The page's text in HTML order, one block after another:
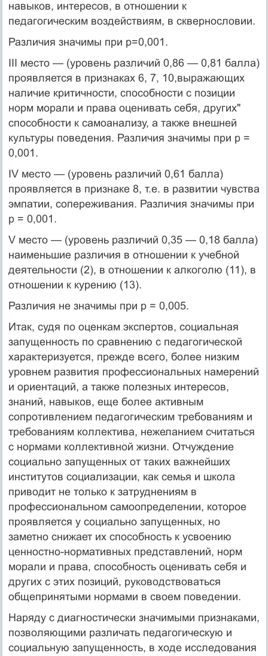
навыков, интересов, в отношении к
педагогическим воздействиям, в сквернословии.
Различия значимы при р=0,001.
III место — (уровень различий 0,86 — 0,81 балла)
проявляется в признаках 6, 7, 10,выражающих
наличие критичности, способности с позиции
норм морали и права оценивать себя, других"
способности к самоанализу, а также внешней
культуры поведения. Различия значимы при р =
0,001.
IV место — (уровень различий 0,61 балла)
проявляется в признаке 8, т.е. в развитии чувства
эмпатии, сопереживания. Различия значимы при
р = 0,001.
V место — (уровень различий 0,35 — 0,18 балла)
наименьшие различия в отношении к учебной
деятельности (2), в отношении к алкоголю (11), в
отношении к курению (13).
Различия не значимы при р = 0,005.
Итак, судя по оценкам экспертов, социальная
запущенность по сравнению с педагогической
характеризуется, прежде всего, более низким
уровнем развития профессиональных намерений
и ориентаций, а также полезных интересов,
знаний, навыков, еще более активным
сопротивлением педагогическим требованиям и
требованиям коллектива, нежеланием считаться
с нормами коллективной жизни. Отчуждение
социально запущенных от таких важнейших
институтов социализации, как семья и школа
приводит не только к затруднениям в
профессиональном самоопределении, которое
проявляется у социально запущенных, но
заметно снижает их способность к усвоению
ценностно-нормативных представлений, норм
морали и права, способность оценивать себя и
других с этих позиций, руководствоваться
общепринятыми нормами в своем поведении.
Наряду с диагностически значимыми признаками,
позволяющими различать педагогическую и
социальную запущенность, в ходе исследования